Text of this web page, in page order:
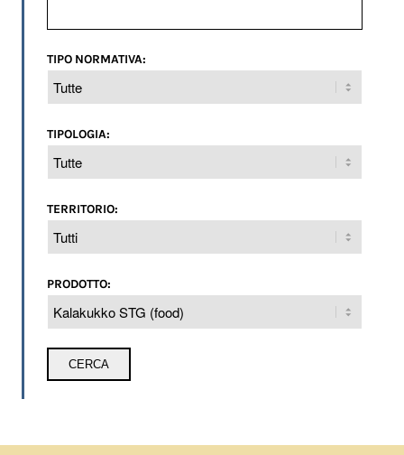
TIPO NORMATIVA:
TIPOLOGIA:
TERRITORIO:
PRODOTTO: